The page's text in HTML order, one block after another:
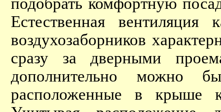
Естественная
воздухозаборников
сразу за дверными
дополнительно можно
расположенные в крыше